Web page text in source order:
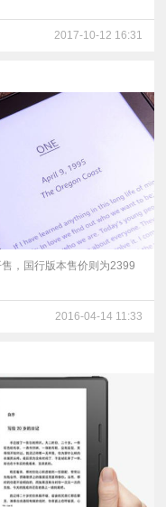
2017-10-12 16:31
，国行版本售价则为2399
2016-04-14 11:33